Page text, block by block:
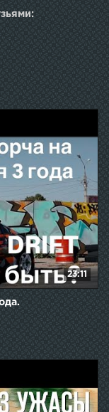
23:11